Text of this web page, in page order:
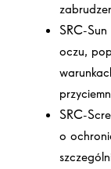
SRC-
oczu,
SRC-
o